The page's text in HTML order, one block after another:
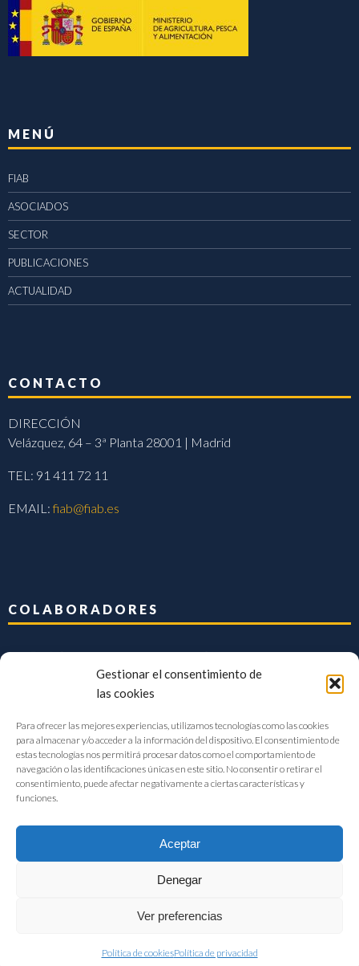
Gestionar el consentimiento de
las cookies
Para ofrecer las mejores experiencias, utilizamos tecnologías como las cookies
para almacenar y/o acceder a la información del dispositivo. El consentimiento de
estas tecnologías nos permitirá procesar datos como el comportamiento de
navegación o las identificaciones únicas en este sitio. No consentir o retirar el
consentimiento, puede afectar negativamente a ciertas características y
funciones.
Aceptar
Denegar
Ver preferencias
Política de cookiesPolítica de privacidad
MENÚ
FIAB
ASOCIADOS
SECTOR
PUBLICACIONES
ACTUALIDAD
CONTACTO
DIRECCIÓN
Velázquez, 64 – 3ª Planta 28001 | Madrid
TEL: 91 411 72 11
EMAIL:fiab@fiab.es
COLABORADORES
FIAB Federación Española de Industrias de la Alimentación y Bebidas